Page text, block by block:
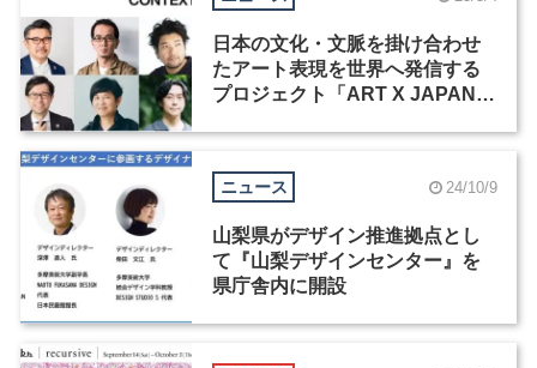
日本の文化・文脈を掛け合わせ
たアート表現を世界へ発信する
プロジェクト「ART X JAPAN
ニュース 24/10/9
山梨県がデザイン推進拠点とし
て『山梨デザインセンター』を
県庁舎内に開設